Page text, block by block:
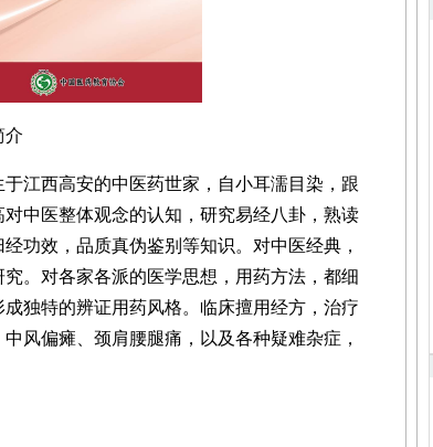
介
江西高安的中医药世家，自小耳濡目染，跟
中医整体观念的认知，研究易经八卦，熟读
功效，品质真伪鉴别等知识。对中医经典，
。对各家各派的医学思想，用药方法，都细
独特的辨证用药风格。临床擅用经方，治疗
风偏瘫、颈肩腰腿痛，以及各种疑难杂症，